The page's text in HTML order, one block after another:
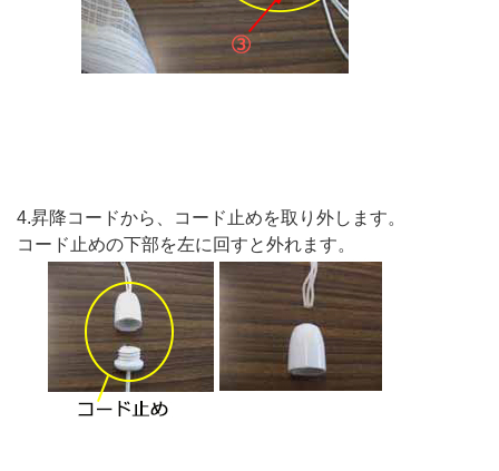
4.昇降コードから、コード止めを取り外します。
コード止めの下部を左に回すと外れます。